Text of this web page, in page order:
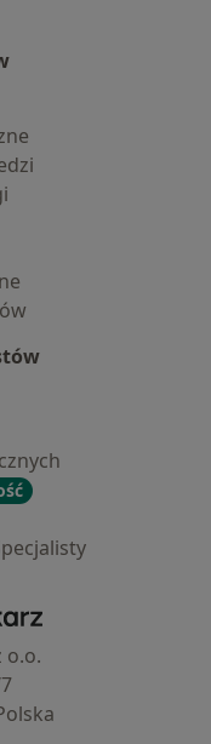
- Strona główna
o.o.